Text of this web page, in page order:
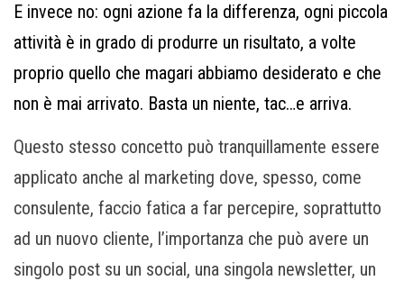
E invece no: ogni azione fa la differenza, ogni piccola
attività è in grado di produrre un risultato, a volte
proprio quello che magari abbiamo desiderato e che
non è mai arrivato. Basta un niente, tac…e arriva.
Questo stesso concetto può tranquillamente essere
applicato anche al marketing dove, spesso, come
consulente, faccio fatica a far percepire, soprattutto
ad un nuovo cliente, l’importanza che può avere un
singolo post su un social, una singola newsletter, un